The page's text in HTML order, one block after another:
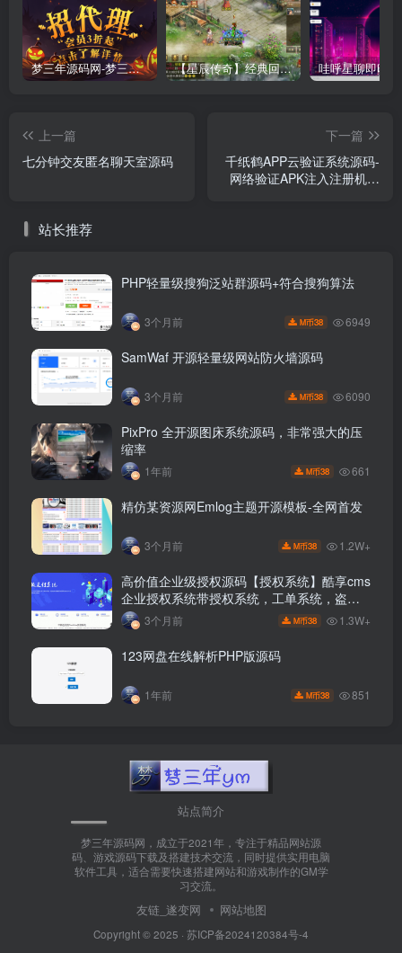
梦三年源码网-梦三年ym会员代理详情 【星辰传奇】经典回合制手游+安卓端+GM工具+详细搭建教程
上一篇
七分钟交友匿名聊天室源码
下一篇
千纸鹤APP云验证系统源码-
网络验证APK注入注册机引
站长推荐
PHP轻量级搜狗泛站群源码+符合搜狗算法
3个月前 M币38 6949
SamWaf 开源轻量级网站防火墙源码
3个月前 M币38 6090
PixPro 全开源图床系统源码，非常强大的压
缩率
1年前 M币38 661
精仿某资源网Emlog主题开源模板-全网首发
3个月前 M币38 1.2W+
高价值企业级授权源码【授权系统】酷享cms
企业授权系统带授权系统，工单系统，盗版
检测3个月前 M币38 1.3W+
123网盘在线解析PHP版源码
1年前 M币38 851
站点简介
梦三年源码网，成立于2021年，专注于精品网站源
码、游戏源码下载及搭建技术交流，同时提供实用电脑
软件工具，适合需要快速搭建网站和游戏制作的GM学
习交流。
友链_遂变网 网站地图
Copyright © 2025 · 苏ICP备2024120384号-4